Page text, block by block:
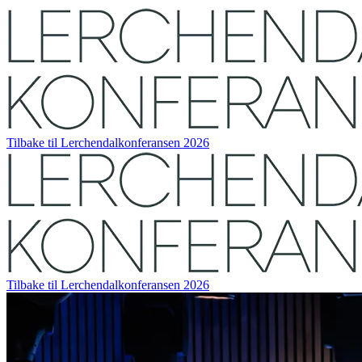
Tilbake til Lerchendalkonferansen 2026
Tilbake til Lerchendalkonferansen 2026